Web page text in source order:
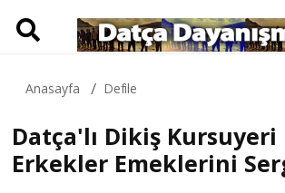
Anasayfa Defile
Datça'lı Dikiş Kursuyeri
Erkekler Emeklerini